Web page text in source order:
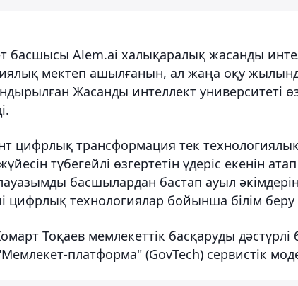
басшысы Alem.ai халықаралық жасанды
мектеп ашылғанын, ал жаңа оқу
Жасанды интеллект университеті
цифрлық трансформация тек
түбегейлі өзгертетін үдеріс екенін
басшылардан бастап ауыл
цифрлық технологиялар бойынша білім
Тоқаев мемлекеттік басқаруды дәстүрлі
платформа" (GovTech) сервистік